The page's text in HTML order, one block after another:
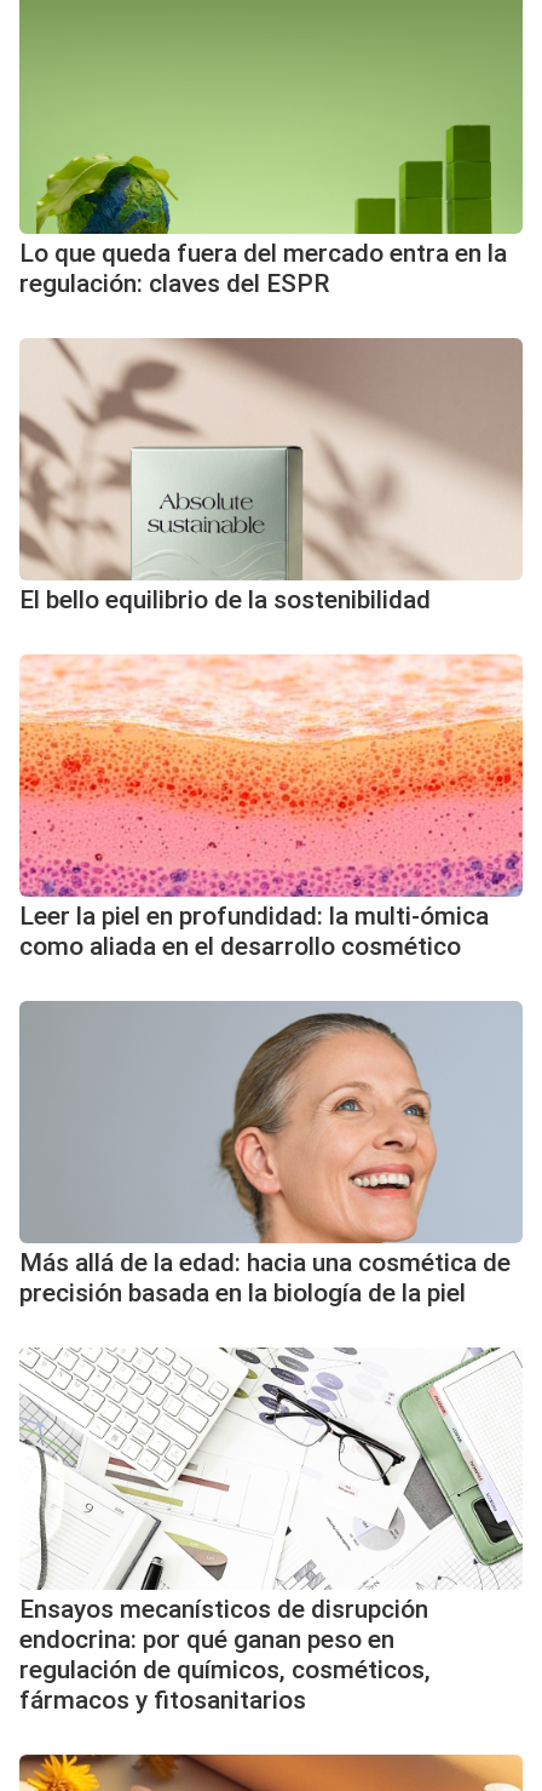
Lo que queda fuera del mercado entra en la
regulación: claves del ESPR
El bello equilibrio de la sostenibilidad
Leer la piel en profundidad: la multi-ómica
como aliada en el desarrollo cosmético
Más allá de la edad: hacia una cosmética de
precisión basada en la biología de la piel
Ensayos mecanísticos de disrupción
endocrina: por qué ganan peso en
regulación de químicos, cosméticos,
fármacos y fitosanitarios